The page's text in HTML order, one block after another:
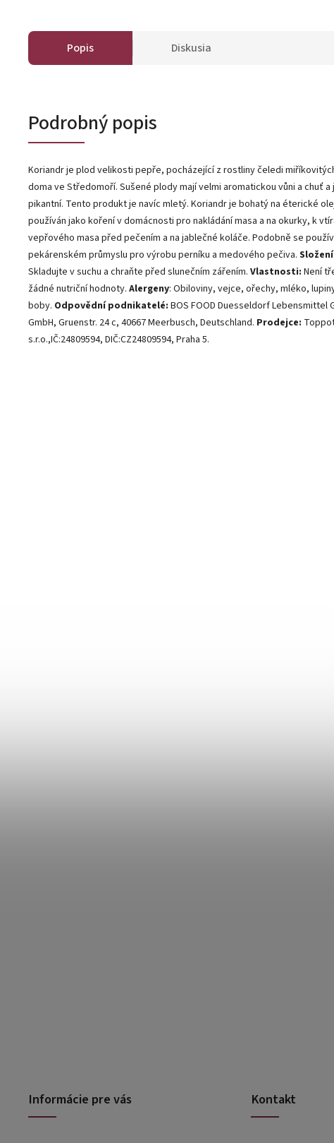
Popis Diskusia
Podrobný popis
Koriandr je plod velikosti pepře, pocházející z rostliny čeledi
doma ve Středomoří. Sušené plody mají velmi aromatickou vůni a chuť a
pikantní. Tento produkt je navíc mletý. Koriandr je bohatý na éterické
používán jako koření v domácnosti pro nakládání masa a na okurky, k
vepřového masa před pečením a na jablečné koláče. Podobně se
pekárenském průmyslu pro výrobu perníku a medového pečiva.
Skladujte v suchu a chraňte před slunečním zářením. Vlastnosti: Není
žádné nutriční hodnoty. Alergeny: Obiloviny, vejce, ořechy, mléko,
boby. Odpovědní podnikatelé: BOS FOOD Duesseldorf Lebensmittel
GmbH, Gruenstr. 24 c, 40667 Meerbusch, Deutschland. Prodejce:
s.r.o.,IČ:24809594, DIČ:CZ24809594, Praha 5.
Informácie pre vás Kontakt